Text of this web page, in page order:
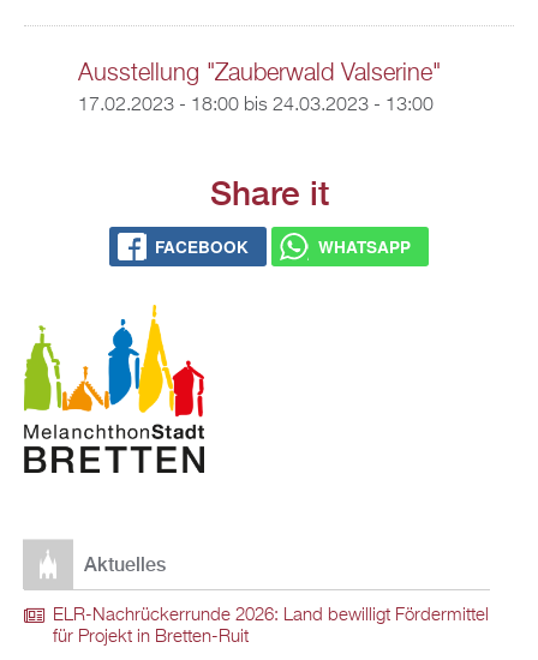
Ausstellung "Zauberwald Valserine"
17.02.2023 - 18:00bis 24.03.2023 - 13:00
Share it
FACEBOOK WHATSAPP
Aktuelles
ELR-Nachrückerrunde 2026: Land bewilligt Fördermittel
für Projekt in Bretten-Ruit